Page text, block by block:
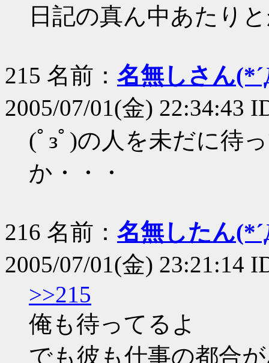
日記の真ん中あたり
215 名前： 名無しさん
2005/07/01(金) 22:34:43
(ﾟзﾟ)の人を未だに待
か・・・
216 名前： 名無したん
2005/07/01(金) 23:21:14
>>215
俺も待ってるよ
でも彼も仕事の都合